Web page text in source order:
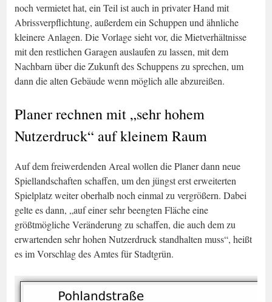
noch vermietet hat, ein Teil ist auch in privater Hand mit
Abrissverpflichtung, außerdem ein Schuppen und ähnliche
kleinere Anlagen. Die Vorlage sieht vor, die Mietverhältnisse
mit den restlichen Garagen auslaufen zu lassen, mit dem
Nachbarn über die Zukunft des Schuppens zu sprechen, um
dann die alten Gebäude wenn möglich alle abzureißen.
Planer rechnen mit „sehr hohem
Nutzerdruck“ auf kleinem Raum
Auf dem freiwerdenden Areal wollen die Planer dann neue
Spiellandschaften schaffen, um den jüngst erst erweiterten
Spielplatz weiter oberhalb noch einmal zu vergrößern. Dabei
gelte es dann, „auf einer sehr beengten Fläche eine
größtmögliche Veränderung zu schaffen, die auch dem zu
erwartenden sehr hohen Nutzerdruck standhalten muss“, heißt
es im Vorschlag des Amtes für Stadtgrün.